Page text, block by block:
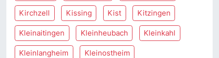
Kirchzell Kissing Kist Kitzingen
Kleinaitingen Kleinheubach Kleinkahl
Kleinlangheim Kleinostheim